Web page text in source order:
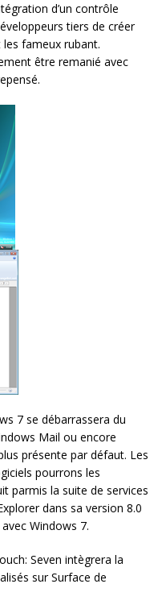
d’un contrôle
tiers de créer
fameux rubant.
être remanié avec
7 se débarrassera du
Mail ou encore
présente par défaut. Les
pourrons les
parmis la suite de services
dans sa version 8.0
Windows 7.
Seven intègrera la
sur Surface de